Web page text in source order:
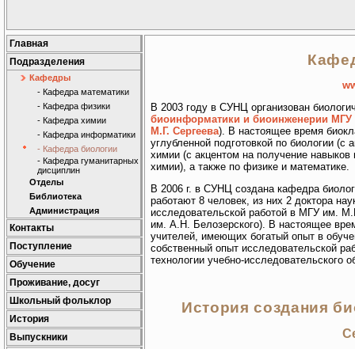
Главная
Подразделения
Кафедры
- Кафедра математики
- Кафедра физики
- Кафедра химии
- Кафедра информатики
- Кафедра биологии
- Кафедра гуманитарных
дисциплин
Отделы
Библиотека
Администрация
Контакты
Поступление
Обучение
Проживание, досуг
Школьный фольклор
История
Выпускники
В 2003 году в СУНЦ организован
биоинформатики и биоинженерии МГУ
М.Г. Сергеева). В настоящее время
углубленной подготовкой по биологии
химии (с акцентом на получение навыков
химии), а также по физике и математике.
В 2006 г. в СУНЦ создана кафедра
работают 8 человек, из них 2 доктора
исследовательской работой в МГУ им.
им. А.Н. Белозерского). В настоящее
учителей, имеющих богатый опыт в
собственный опыт исследовательской
технологии учебно-исследовательского
История создания